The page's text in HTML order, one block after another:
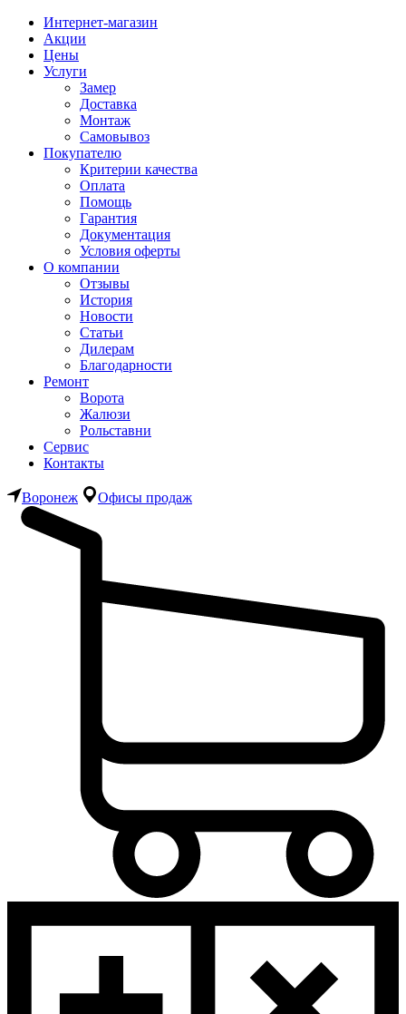
Интернет-магазин
Акции
Цены
Услуги
Замер
Доставка
Монтаж
Самовывоз
Покупателю
Критерии качества
Оплата
Помощь
Гарантия
Документация
Условия оферты
О компании
Отзывы
История
Новости
Статьи
Дилерам
Благодарности
Ремонт
Ворота
Жалюзи
Рольставни
Сервис
Контакты
Воронеж Офисы продаж